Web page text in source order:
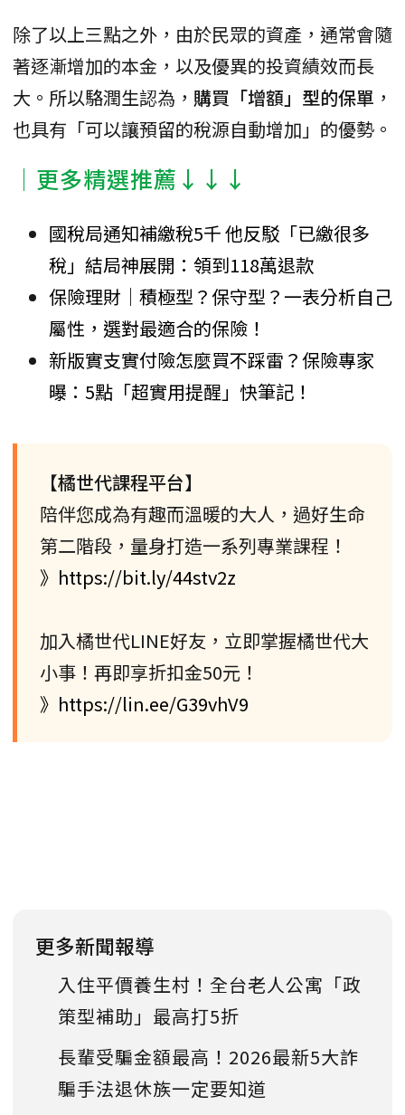
除了以上三點之外，由於民眾的資產，通常會隨
著逐漸增加的本金，以及優異的投資績效而長
大。所以駱潤生認為， 購買「增額」型的保單 ，
也具有「可以讓預留的稅源自動增加」的優勢。
│更多精選推薦↓↓↓
國稅局通知補繳稅5千 他反駁「已繳很多
稅」結局神展開：領到118萬退款
保險理財│積極型？保守型？一表分析自己
屬性，選對最適合的保險！
新版實支實付險怎麼買不踩雷？保險專家
曝：5點「超實用提醒」快筆記！
【橘世代課程平台】
陪伴您成為有趣而溫暖的大人，過好生命
第二階段，量身打造一系列專業課程！
》https://bit.ly/44stv2z
加入橘世代LINE好友，立即掌握橘世代大
小事！再即享折扣金50元！
》https://lin.ee/G39vhV9
更多新聞報導
入住平價養生村！全台老人公寓「政
策型補助」最高打5折
長輩受騙金額最高！2026最新5大詐
騙手法退休族一定要知道